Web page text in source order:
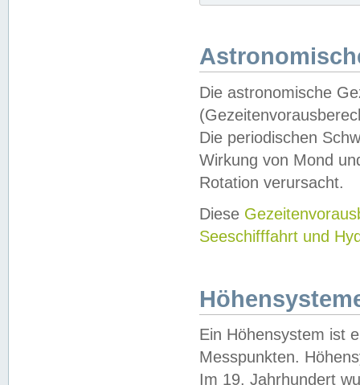
Die astronomische
Die periodischen
Wirkung von Mond
Rotation verursacht.
Diese
Seeschifffahrt und
Ein Höhensystem ist
Messpunkten.
Im 19. Jahrhundert